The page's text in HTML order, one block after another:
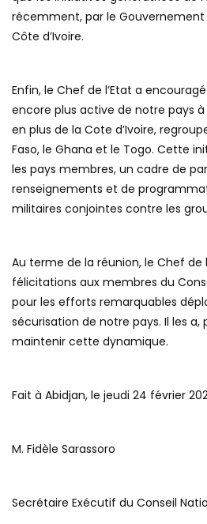
récemment, par le Gouvernement
Côte d’Ivoire.
Enfin, le Chef de l’Etat a
encore plus active de notre pays à
en plus de la Cote d’Ivoire,
Faso, le Ghana et le Togo. Cette
les pays membres, un cadre de
renseignements et de
militaires conjointes contre les
Au terme de la réunion, le Chef de
félicitations aux membres du
pour les efforts remarquables
sécurisation de notre pays. Il les a,
maintenir cette dynamique.
Fait à Abidjan, le jeudi 24 février
M. Fidèle Sarassoro
Secrétaire Exécutif du Conseil